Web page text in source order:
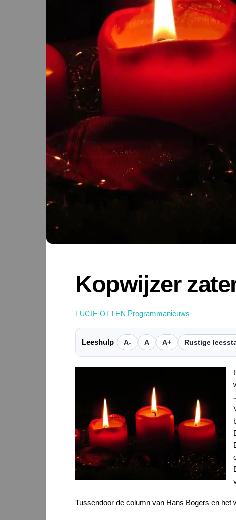
Kopwijzer
LUCIE OTTEN Programmanieuws
Leeshulp A- A A+ Rustige
Tussendoor de column van Hans Bogers en het